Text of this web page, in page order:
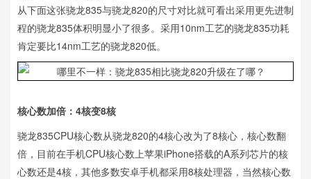
从下面这张骁龙835与骁龙820的尺寸对比就可看出采用更先进制
程的骁龙835体积明显小了很多。采用10nm工艺的骁龙835功耗
肯定要比14nm工艺的骁龙820低。
核心数加倍：4核变8核
骁龙835CPU核心数从骁龙820的4核心改为了8核心，核心数翻
倍，目前在手机CPU核心数上苹果iPhone搭载的A系列芯片的核
心数还是4核，其他多数安卓手机都采用8核处理器，当然核心数